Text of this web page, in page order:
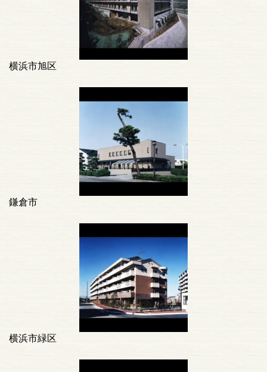
横浜市旭区
鎌倉市
横浜市緑区